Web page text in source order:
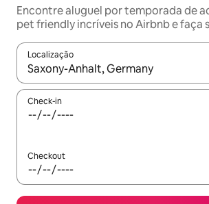
Encontre aluguel por temporada de
pet friendly incríveis no Airbnb e faça
Localização
Quando os resultados estiverem
Check-in
Checkout